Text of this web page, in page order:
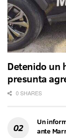
Detenido un
presunta
0 SHARES
Un
ante